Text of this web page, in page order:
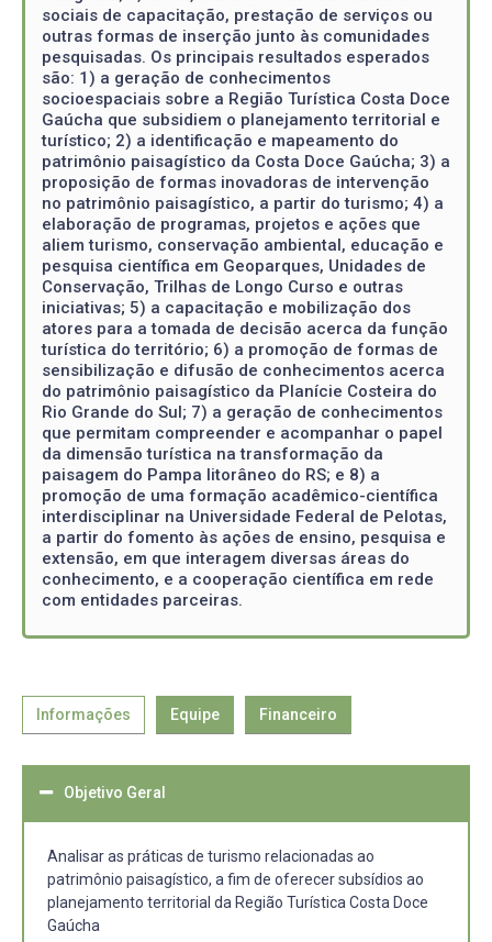
sociais de capacitação, prestação de serviços ou
outras formas de inserção junto às comunidades
pesquisadas. Os principais resultados esperados
são: 1) a geração de conhecimentos
socioespaciais sobre a Região Turística Costa Doce
Gaúcha que subsidiem o planejamento territorial e
turístico; 2) a identificação e mapeamento do
patrimônio paisagístico da Costa Doce Gaúcha; 3) a
proposição de formas inovadoras de intervenção
no patrimônio paisagístico, a partir do turismo; 4) a
elaboração de programas, projetos e ações que
aliem turismo, conservação ambiental, educação e
pesquisa científica em Geoparques, Unidades de
Conservação, Trilhas de Longo Curso e outras
iniciativas; 5) a capacitação e mobilização dos
atores para a tomada de decisão acerca da função
turística do território; 6) a promoção de formas de
sensibilização e difusão de conhecimentos acerca
do patrimônio paisagístico da Planície Costeira do
Rio Grande do Sul; 7) a geração de conhecimentos
que permitam compreender e acompanhar o papel
da dimensão turística na transformação da
paisagem do Pampa litorâneo do RS; e 8) a
promoção de uma formação acadêmico-científica
interdisciplinar na Universidade Federal de Pelotas,
a partir do fomento às ações de ensino, pesquisa e
extensão, em que interagem diversas áreas do
conhecimento, e a cooperação científica em rede
com entidades parceiras.
Informações Equipe Financeiro
Objetivo Geral
Analisar as práticas de turismo relacionadas ao
patrimônio paisagístico, a fim de oferecer subsídios ao
planejamento territorial da Região Turística Costa Doce
Gaúcha